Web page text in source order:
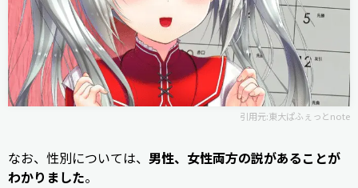
引用元:東大ぱふぇっとnote
なお、性別については、 男性、女性両方の説があることが
わかりました。